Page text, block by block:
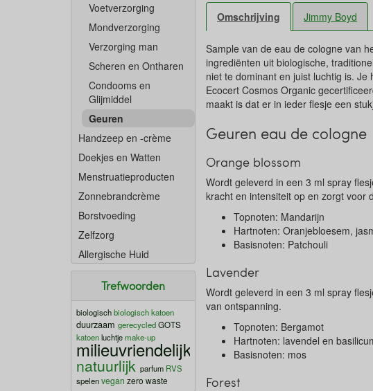
Voetverzorging
Mondverzorging
Verzorging man
Scheren en Ontharen
Condooms en
Glijmiddel
Geuren
Handzeep en -crème
Doekjes en Watten
Menstruatieproducten
Zonnebrandcrème
Borstvoeding
Zelfzorg
Allergische Huid
Trefwoorden
biologischbiologisch katoen
duurzaam gerecycledGOTS
katoenluchtjemake-up
milieuvriendelijk
natuurlijk parfum RVS
spelenvegan zero waste
Omschrijving Jimmy Boyd
Sample van de eau de cologne van
ingrediënten uit biologische,
niet te dominant en juist luchtig is.
Ecocert Cosmos Organic
maakt is dat er in ieder flesje een
Geuren eau de cologne
Orange blossom
Wordt geleverd in een 3 ml spray
kracht en intensiteit op en zorgt voor
Topnoten: Mandarijn
Hartnoten: Oranjebloesem,
Basisnoten: Patchouli
Lavender
Wordt geleverd in een 3 ml spray
van ontspanning.
Topnoten: Bergamot
Hartnoten: lavendel en
Basisnoten: mos
Forest